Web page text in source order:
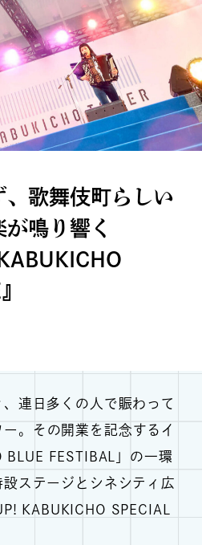
、歌舞伎町らしい
鳴り響く
連日多くの人で賑わって
。その開業を記念するイ
BLUE FESTIBAL」の一環
ステージとシネシティ広
KABUKICHO SPECIAL